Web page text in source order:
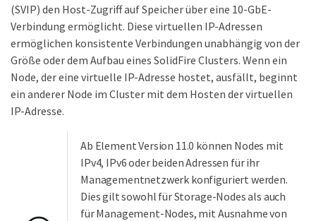
(SVIP) den Host-Zugriff auf Speicher über eine 10-GbE-
Verbindung ermöglicht. Diese virtuellen IP-Adressen
ermöglichen konsistente Verbindungen unabhängig von der
Größe oder dem Aufbau eines SolidFire Clusters. Wenn ein
Node, der eine virtuelle IP-Adresse hostet, ausfällt, beginnt
ein anderer Node im Cluster mit dem Hosten der virtuellen
IP-Adresse.
Ab Element Version 11.0 können Nodes mit
IPv4, IPv6 oder beiden Adressen für ihr
Managementnetzwerk konfiguriert werden.
Dies gilt sowohl für Storage-Nodes als auch
für Management-Nodes, mit Ausnahme von